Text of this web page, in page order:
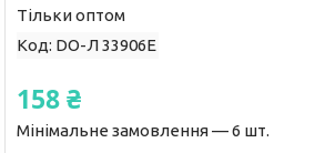
Тільки оптом
Код: DO-Л 33906E
158 ₴
Мінімальне замовлення — 6 шт.